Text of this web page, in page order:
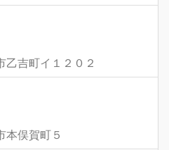
乙吉町イ１２０２
本俣賀町５